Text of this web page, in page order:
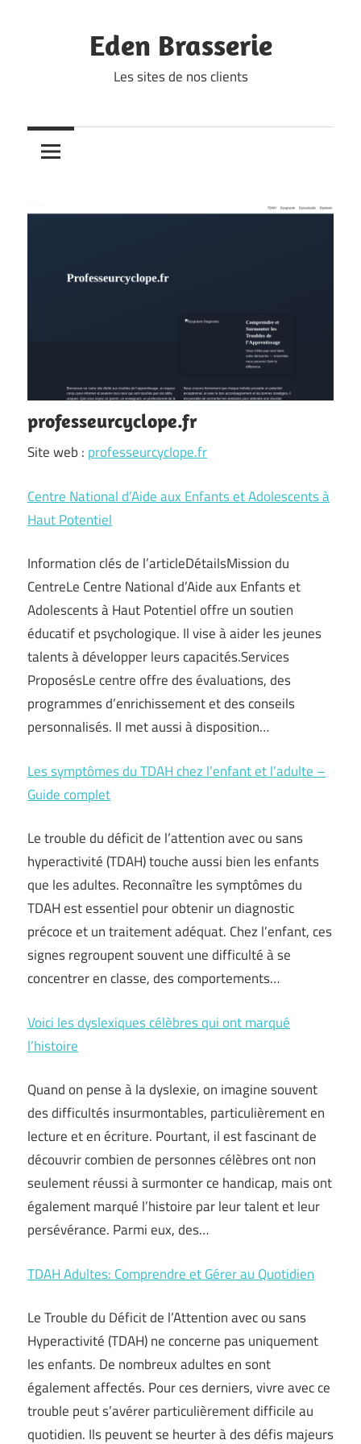
Eden Brasserie
Les sites de nos clients
professeurcyclope.fr
Site web : professeurcyclope.fr
Centre National d’Aide aux Enfants et Adolescents à
Haut Potentiel
Information clés de l’articleDétailsMission du
CentreLe Centre National d’Aide aux Enfants et
Adolescents à Haut Potentiel offre un soutien
éducatif et psychologique. Il vise à aider les jeunes
talents à développer leurs capacités.Services
ProposésLe centre offre des évaluations, des
programmes d’enrichissement et des conseils
personnalisés. Il met aussi à disposition…
Les symptômes du TDAH chez l’enfant et l’adulte –
Guide complet
Le trouble du déficit de l’attention avec ou sans
hyperactivité (TDAH) touche aussi bien les enfants
que les adultes. Reconnaître les symptômes du
TDAH est essentiel pour obtenir un diagnostic
précoce et un traitement adéquat. Chez l’enfant, ces
signes regroupent souvent une difficulté à se
concentrer en classe, des comportements…
Voici les dyslexiques célèbres qui ont marqué
l’histoire
Quand on pense à la dyslexie, on imagine souvent
des difficultés insurmontables, particulièrement en
lecture et en écriture. Pourtant, il est fascinant de
découvrir combien de personnes célèbres ont non
seulement réussi à surmonter ce handicap, mais ont
également marqué l’histoire par leur talent et leur
persévérance. Parmi eux, des…
TDAH Adultes: Comprendre et Gérer au Quotidien
Le Trouble du Déficit de l’Attention avec ou sans
Hyperactivité (TDAH) ne concerne pas uniquement
les enfants. De nombreux adultes en sont
également affectés. Pour ces derniers, vivre avec ce
trouble peut s’avérer particulièrement difficile au
quotidien. Ils peuvent se heurter à des défis majeurs